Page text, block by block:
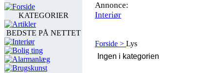
Forside
KATEGORIER
Artikler
BEDSTE PÅ NETTET
Interiør
Bolig ting
Alarmanlæg
Brugskunst
Annonce:
Interiør
Forside > Lys